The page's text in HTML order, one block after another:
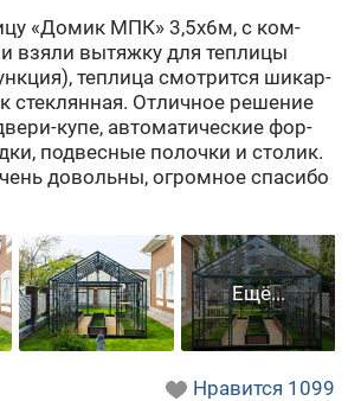
«Домик МПК» 3,5х6м, с ком­
взяли вы­тяж­ку для теп­ли­цы
теп­ли­ца смот­рит­ся ши­кар­
стек­лян­ная. От­лич­ное ре­ше­ние
​купе, ав­то­ма­ти­че­ские фор­
под­вес­ные по­лоч­ки и сто­лик.
до­воль­ны, огром­ное спа­си­бо
Нравится 1099